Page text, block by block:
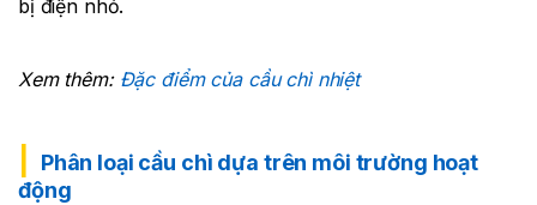
bị điện nhỏ.
Xem thêm: Đặc điểm của cầu chì nhiệt
Phân loại cầu chì dựa trên môi trường hoạt
động